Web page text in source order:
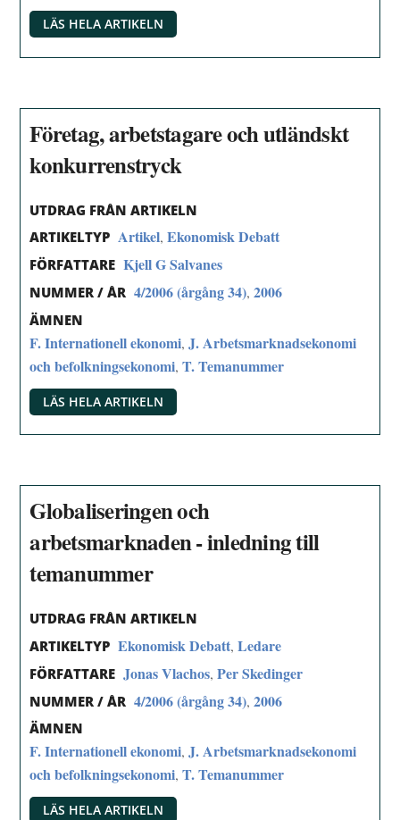
LÄS HELA ARTIKELN
Företag, arbetstagare och utländskt
konkurrenstryck
UTDRAG FRÅN ARTIKELN
ARTIKELTYP Artikel,Ekonomisk Debatt
FÖRFATTARE Kjell G Salvanes
NUMMER / ÅR 4/2006 (årgång 34),2006
ÄMNEN
F. Internationell ekonomi,J. Arbetsmarknadsekonomi
och befolkningsekonomi,T. Temanummer
LÄS HELA ARTIKELN
Globaliseringen och
arbetsmarknaden - inledning till
temanummer
UTDRAG FRÅN ARTIKELN
ARTIKELTYP Ekonomisk Debatt,Ledare
FÖRFATTARE Jonas Vlachos,Per Skedinger
NUMMER / ÅR 4/2006 (årgång 34),2006
ÄMNEN
F. Internationell ekonomi,J. Arbetsmarknadsekonomi
och befolkningsekonomi,T. Temanummer
LÄS HELA ARTIKELN